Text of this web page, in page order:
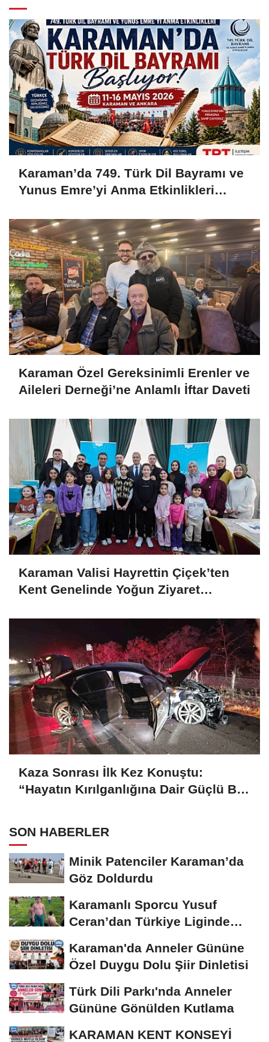
Karaman’da 749. Türk Dil Bayramı ve
Yunus Emre’yi Anma Etkinlikleri
Karaman Özel Gereksinimli Erenler ve
Aileleri Derneği’ne Anlamlı İftar Daveti
Karaman Valisi Hayrettin Çiçek’ten
Kent Genelinde Yoğun Ziyaret
Kaza Sonrası İlk Kez Konuştu:
“Hayatın Kırılganlığına Dair Güçlü Bir
SON HABERLER
Minik Patenciler Karaman’da
Göz Doldurdu
Karamanlı Sporcu Yusuf
Ceran’dan Türkiye Liginde
Karaman'da Anneler Gününe
Özel Duygu Dolu Şiir Dinletisi
Türk Dili Parkı'nda Anneler
Gününe Gönülden Kutlama
KARAMAN KENT KONSEYİ